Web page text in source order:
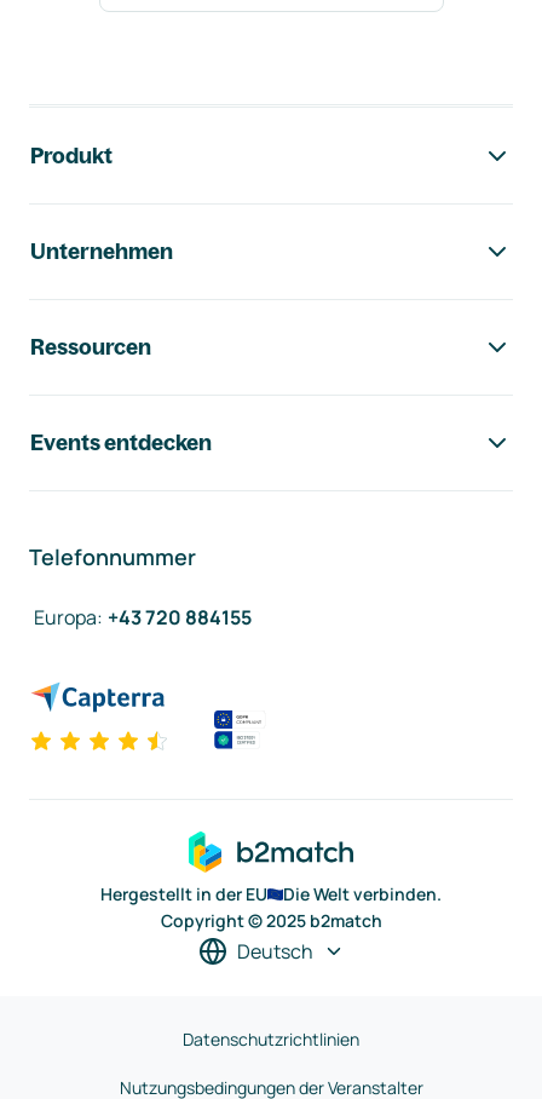
Produkt
Unternehmen
Ressourcen
Events entdecken
Telefonnummer
Europa: +43 720 884155
Hergestellt in der EU
Die Welt verbinden.
Copyright © 2025 b2match
Deutsch
Datenschutzrichtlinien
Nutzungsbedingungen der Veranstalter